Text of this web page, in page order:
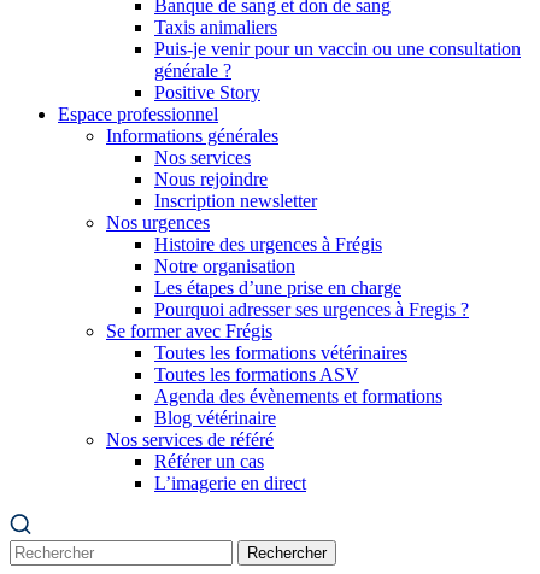
Banque de sang et don de sang
Taxis animaliers
Puis-je venir pour un vaccin ou une consultation
générale ?
Positive Story
Espace professionnel
Informations générales
Nos services
Nous rejoindre
Inscription newsletter
Nos urgences
Histoire des urgences à Frégis
Notre organisation
Les étapes d’une prise en charge
Pourquoi adresser ses urgences à Fregis ?
Se former avec Frégis
Toutes les formations vétérinaires
Toutes les formations ASV
Agenda des évènements et formations
Blog vétérinaire
Nos services de référé
Référer un cas
L’imagerie en direct
Rechercher